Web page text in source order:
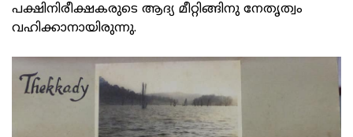
പക്ഷിനിരീക്ഷകരുടെ ആദ്യ മീറ്റിങ്ങിനു നേതൃത്വം
വഹിക്കാനായിരുന്നു.